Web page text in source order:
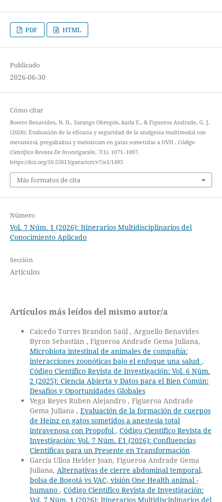
PDF HTML
Publicado
2026-06-30
Cómo citar
Rosero Benavides, N. D., Sarango Obregón, karla E., & Figueroa Andrade, G. J.
(2026). Evaluación de la eficacia y seguridad de la analgesia multimodal con
metamizol, pregabalina y meloxicam en gatas sometidas a OVH . Código
Científico Revista De Investigación, 7(1), 1071–1087.
https://doi.org/10.55813/gaea/ccri/v7/n1/1493
Más formatos de cita
Número
Vol. 7 Núm. 1 (2026): Itinerarios Multidisciplinarios del
Conocimiento Aplicado
Sección
Artículos
Artículos más leídos del mismo autor/a
Caicedo Torres Brandon Saúl , Arguello Benavides
Byron Sebastián , Figueroa Andrade Gema Juliana,
Microbiota intestinal de animales de compañía:
interacciones zoonóticas bajo el enfoque una salud ,
Código Científico Revista de Investigación: Vol. 6 Núm.
2 (2025): Ciencia Abierta y Datos para el Bien Común:
Desafíos y Oportunidades Globales
Vega Reyes Ruben Alejandro , Figueroa Andrade
Gema Juliana , Evaluación de la formación de cuerpos
de Heinz en gatos sometidos a anestesia total
intravenosa con Propofol , Código Científico Revista de
Investigación: Vol. 7 Núm. E1 (2026): Confluencias
Científicas para un Presente en Transformación
García Ulloa Helder Joan, Figueroa Andrade Gema
Juliana, Alternativas de cierre abdominal temporal,
bolsa de Bogotá vs VAC, visión One Health animal -
humano , Código Científico Revista de Investigación:
Vol. 7 Núm. 1 (2026): Itinerarios Multidisciplinarios del